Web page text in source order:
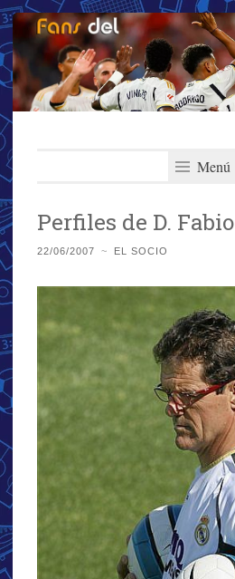
Menú
Perfiles de D. Fabio
22/06/2007 ~ EL SOCIO